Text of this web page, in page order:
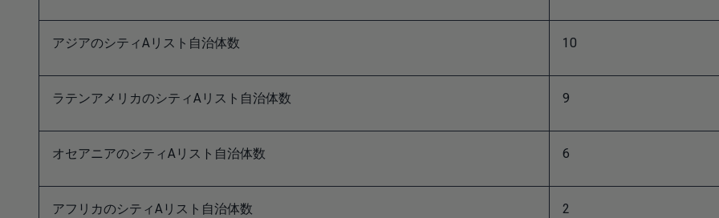
アジアのシティAリスト自治体数 10
ラテンアメリカのシティAリスト自治体数 9
オセアニアのシティAリスト自治体数 6
アフリカのシティAリスト自治体数 2